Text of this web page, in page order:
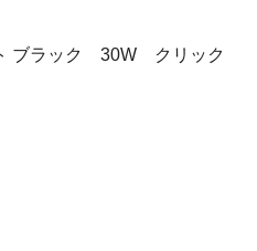
ブラック 30W クリック